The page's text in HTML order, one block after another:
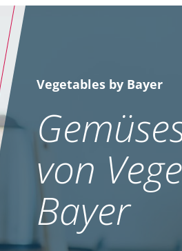
Vegetables by Bayer
von
Bayer